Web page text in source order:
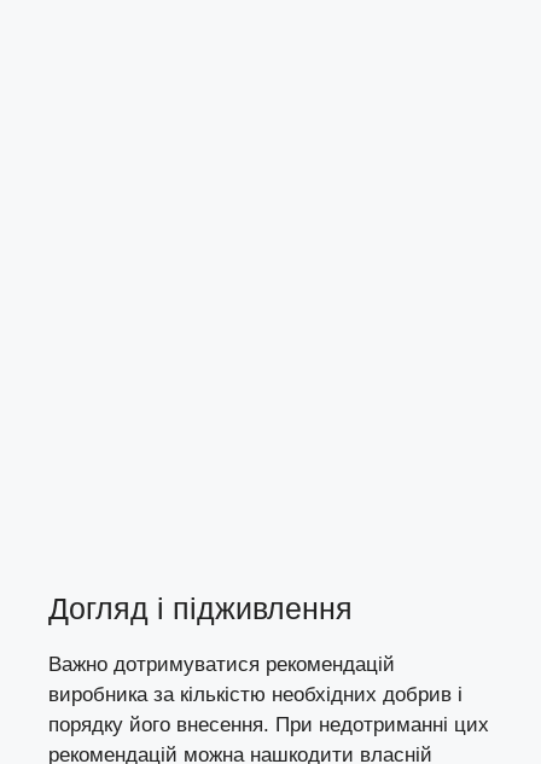
Догляд і підживлення
Важно дотримуватися рекомендацій
виробника за кількістю необхідних добрив і
порядку його внесення. При недотриманні цих
рекомендацій можна нашкодити власній